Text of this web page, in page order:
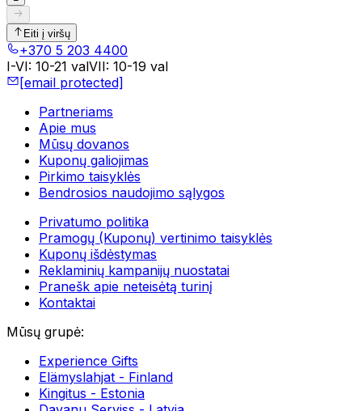
Eiti į viršų
+370 5 203 4400
I-VI: 10-21 valVII: 10-19 val
[email protected]
Partneriams
Apie mus
Mūsų dovanos
Kuponų galiojimas
Pirkimo taisyklės
Bendrosios naudojimo sąlygos
Privatumo politika
Pramogų (Kuponų) vertinimo taisyklės
Kuponų išdėstymas
Reklaminių kampanijų nuostatai
Pranešk apie neteisėtą turinį
Kontaktai
Mūsų grupė:
Experience Gifts
Elämyslahjat - Finland
Kingitus - Estonia